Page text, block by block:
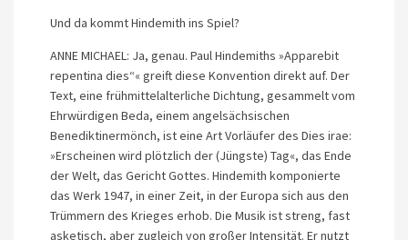
Und da kommt Hindemith ins Spiel?
ANNE MICHAEL: Ja, genau. Paul Hindemiths »Apparebit
repentina dies“« greift diese Konvention direkt auf. Der
Text, eine frühmittelalterliche Dichtung, gesammelt vom
Ehrwürdigen Beda, einem angelsächsischen
Benediktinermönch, ist eine Art Vorläufer des Dies irae:
»Erscheinen wird plötzlich der (Jüngste) Tag«, das Ende
der Welt, das Gericht Gottes. Hindemith komponierte
das Werk 1947, in einer Zeit, in der Europa sich aus den
Trümmern des Krieges erhob. Die Musik ist streng, fast
asketisch, aber zugleich von großer Intensität. Er nutzt